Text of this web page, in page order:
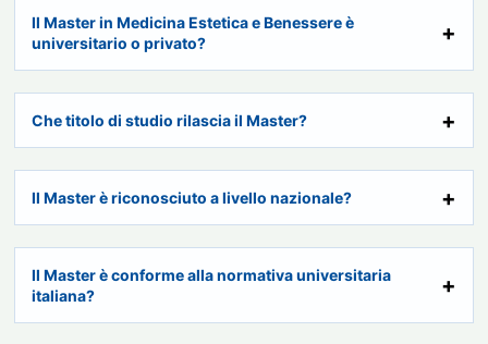
Il Master in Medicina Estetica e Benessere è
universitario o privato?
Che titolo di studio rilascia il Master?
Il Master è riconosciuto a livello nazionale?
Il Master è conforme alla normativa universitaria
italiana?